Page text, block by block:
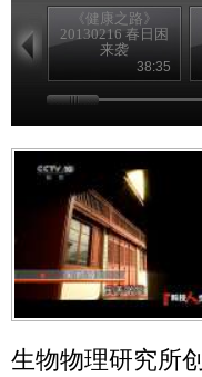
《健康之路》
20130216 春日困
来袭
38:35
生物物理研究所